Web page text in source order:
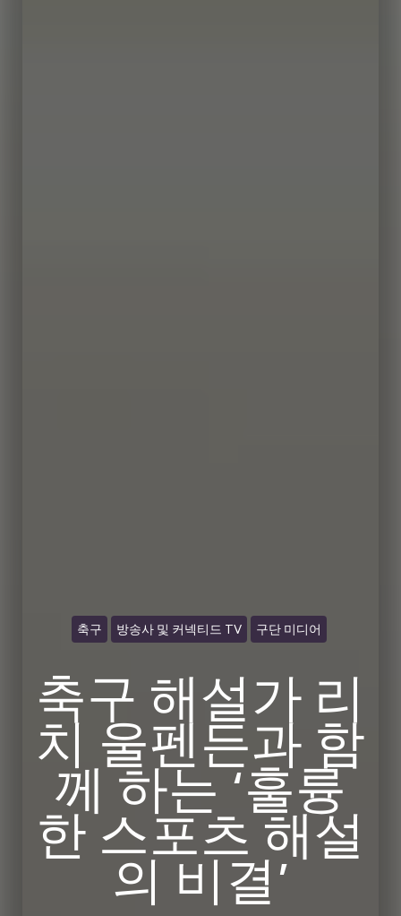
축구 방송사 및 커넥티드 TV 구단 미디어
축구 해설가 리
치 울펜든과 함
께 하는 ‘훌륭
한 스포츠 해설
의 비결’